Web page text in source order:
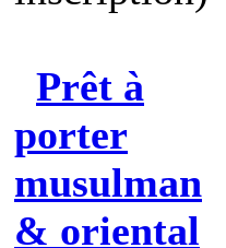
Prêt à
porter
musulman
& oriental